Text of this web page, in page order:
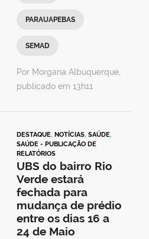
PARAUAPEBAS
SEMAD
Por Morgana Albuquerque,
publicado em 13h11
DESTAQUE, NOTÍCIAS, SAÚDE,
SAÚDE - PUBLICAÇÃO DE
RELATÓRIOS
UBS do bairro Rio
Verde estará
fechada para
mudança de prédio
entre os dias 16 a
24 de Maio